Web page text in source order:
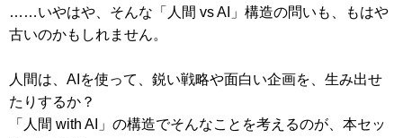
……いやはや、そんな「人間 vs AI」構造の問いも、もはや
古いのかもしれません。
人間は、AIを使って、鋭い戦略や面白い企画を、生み出せ
たりするか？
「人間 with AI」の構造でそんなことを考えるのが、本セッ